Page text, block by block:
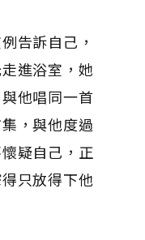
告訴自己，
進浴室，她
他唱同一首
，與他度過
疑自己，正
只放得下他